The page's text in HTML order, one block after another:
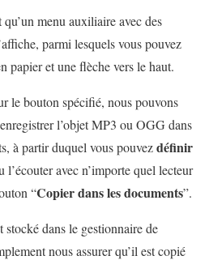
menu auxiliaire avec des
parmi lesquels vous pouvez
papier et une flèche vers le haut.
le bouton spécifié, nous pouvons
l’objet MP3 ou OGG dans
à partir duquel vous pouvezdéfinir
l’écouter avec n’importe quel lecteur
“Copier dans les documents”.
dans le gestionnaire de
nous assurer qu’il est copié